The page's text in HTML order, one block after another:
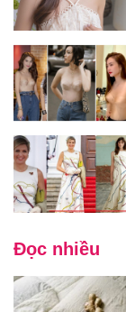
Đọc nhiều